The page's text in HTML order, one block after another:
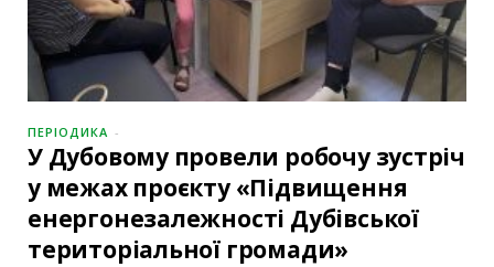
ПЕРІОДИКА
У Дубовому провели робочу зустріч
у межах проєкту «Підвищення
енергонезалежності Дубівської
територіальної громади»